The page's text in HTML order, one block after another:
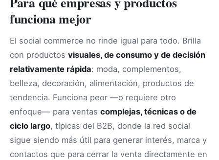
funciona mejor
El social commerce no rinde igual para todo. Brilla
con productos visuales, de consumo y de decisión
relativamente rápida: moda, complementos,
belleza, decoración, alimentación, productos de
tendencia. Funciona peor —o requiere otro
enfoque— para ventas complejas, técnicas o de
ciclo largo, típicas del B2B, donde la red social
sigue siendo más útil para generar interés, marca y
contactos que para cerrar la venta directamente en